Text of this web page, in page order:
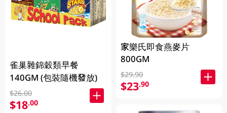
雀巢雜錦穀類早餐
140GM (包裝隨機發放)
$26.00
$18.00
家樂氏即食燕麥片
800GM
$29.90
$23.90